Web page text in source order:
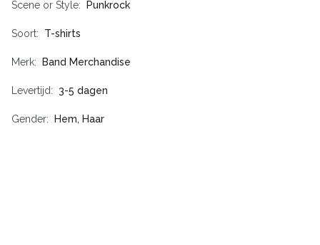
Scene or Style Punkrock
Soort T-shirts
Merk Band Merchandise
Levertijd 3-5 dagen
Gender Hem, Haar